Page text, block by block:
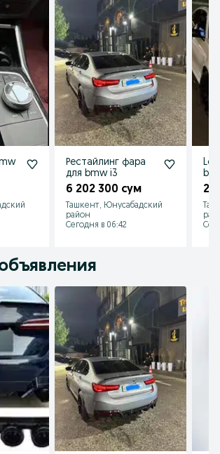
Рестайлинг фара
для bmw i3
6 202 300 сум
Ташкент, Юнусабадский
район
Сегодня в 06:42
2